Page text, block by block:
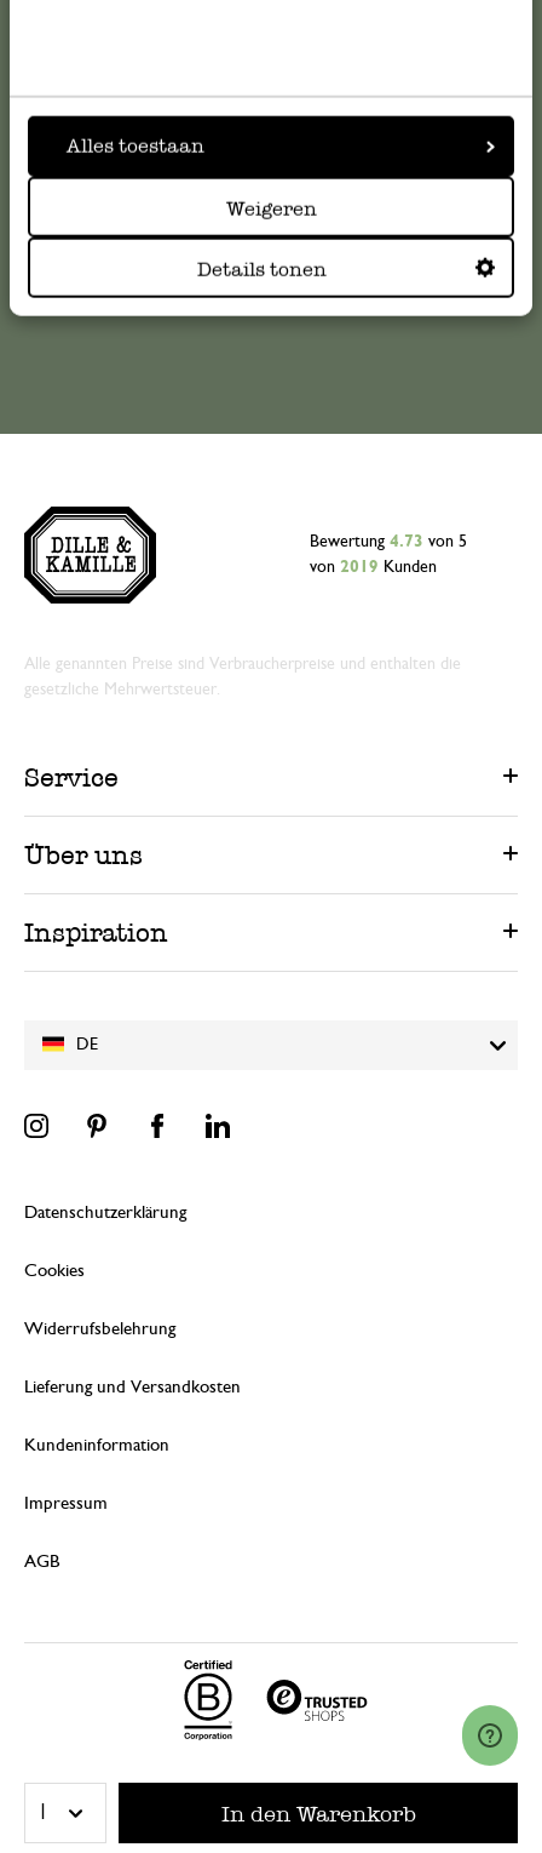
Alles toestaan
Weigeren
Details tonen
In den Warenkorb
Falls Sie Fragen haben oder Tipps und Hilfe brauchen, wenden
kundenservice@dille-kamille.de
Online-Kundenservice
DE
Bewertung 4.73 von 5
von 2019 Kunden
Alle genannten Preise sind Verbraucherpreise und enthalten die
gesetzliche Mehrwertsteuer.
Service
Über uns
Inspiration
Datenschutzerklärung
Cookies
Widerrufsbelehrung
Lieferung und Versandkosten
Kundeninformation
Impressum
AGB
© 2026 Dille & Kamille (Nederland) B.V.